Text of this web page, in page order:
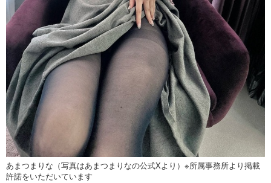
あまつまりな（写真はあまつまりなの公式Xより）※所属事務所より掲載
許諾をいただいています